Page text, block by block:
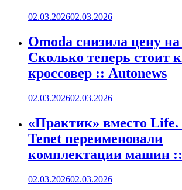
02.03.202602.03.2026
Omoda снизила цену на
Сколько теперь стоит
кроссовер :: Autonews
02.03.202602.03.2026
«Практик» вместо
Tenet переименовали
комплектации машин
02.03.202602.03.2026